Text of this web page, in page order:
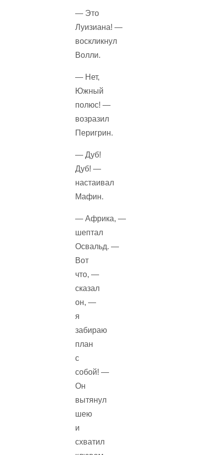
— Это
Луизиана! —
воскликнул
Волли.
— Нет,
Южный
полюс! —
возразил
Перигрин.
— Дуб!
Дуб! —
настаивал
Мафин.
— Африка, —
шептал
Освальд. —
Вот
что, —
сказал
он, —
я
забираю
план
с
собой! —
Он
вытянул
шею
и
схватил